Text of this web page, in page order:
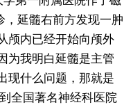
，延髓右前方发现一肿
颅内已经开始向颅外
为我明白延髓是主管
现什么问题，那就是
全国著名神经科医院